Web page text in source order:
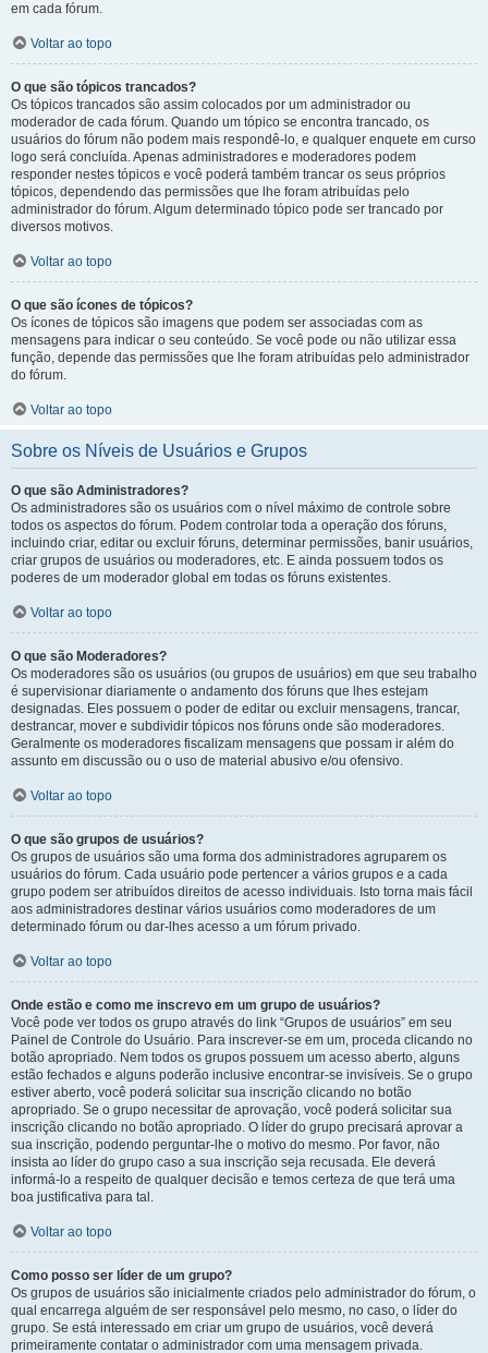
em cada fórum.
Voltar ao topo
O que são tópicos trancados?
Os tópicos trancados são assim colocados por um administrador ou
moderador de cada fórum. Quando um tópico se encontra trancado, os
usuários do fórum não podem mais respondê-lo, e qualquer enquete em curso
logo será concluída. Apenas administradores e moderadores podem
responder nestes tópicos e você poderá também trancar os seus próprios
tópicos, dependendo das permissões que lhe foram atribuídas pelo
administrador do fórum. Algum determinado tópico pode ser trancado por
diversos motivos.
Voltar ao topo
O que são ícones de tópicos?
Os ícones de tópicos são imagens que podem ser associadas com as
mensagens para indicar o seu conteúdo. Se você pode ou não utilizar essa
função, depende das permissões que lhe foram atribuídas pelo administrador
do fórum.
Voltar ao topo
Sobre os Níveis de Usuários e Grupos
O que são Administradores?
Os administradores são os usuários com o nível máximo de controle sobre
todos os aspectos do fórum. Podem controlar toda a operação dos fóruns,
incluindo criar, editar ou excluir fóruns, determinar permissões, banir usuários,
criar grupos de usuários ou moderadores, etc. E ainda possuem todos os
poderes de um moderador global em todas os fóruns existentes.
Voltar ao topo
O que são Moderadores?
Os moderadores são os usuários (ou grupos de usuários) em que seu trabalho
é supervisionar diariamente o andamento dos fóruns que lhes estejam
designadas. Eles possuem o poder de editar ou excluir mensagens, trancar,
destrancar, mover e subdividir tópicos nos fóruns onde são moderadores.
Geralmente os moderadores fiscalizam mensagens que possam ir além do
assunto em discussão ou o uso de material abusivo e/ou ofensivo.
Voltar ao topo
O que são grupos de usuários?
Os grupos de usuários são uma forma dos administradores agruparem os
usuários do fórum. Cada usuário pode pertencer a vários grupos e a cada
grupo podem ser atribuídos direitos de acesso individuais. Isto torna mais fácil
aos administradores destinar vários usuários como moderadores de um
determinado fórum ou dar-lhes acesso a um fórum privado.
Voltar ao topo
Onde estão e como me inscrevo em um grupo de usuários?
Você pode ver todos os grupo através do link “Grupos de usuários” em seu
Painel de Controle do Usuário. Para inscrever-se em um, proceda clicando no
botão apropriado. Nem todos os grupos possuem um acesso aberto, alguns
estão fechados e alguns poderão inclusive encontrar-se invisíveis. Se o grupo
estiver aberto, você poderá solicitar sua inscrição clicando no botão
apropriado. Se o grupo necessitar de aprovação, você poderá solicitar sua
inscrição clicando no botão apropriado. O líder do grupo precisará aprovar a
sua inscrição, podendo perguntar-lhe o motivo do mesmo. Por favor, não
insista ao líder do grupo caso a sua inscrição seja recusada. Ele deverá
informá-lo a respeito de qualquer decisão e temos certeza de que terá uma
boa justificativa para tal.
Voltar ao topo
Como posso ser líder de um grupo?
Os grupos de usuários são inicialmente criados pelo administrador do fórum, o
qual encarrega alguém de ser responsável pelo mesmo, no caso, o líder do
grupo. Se está interessado em criar um grupo de usuários, você deverá
primeiramente contatar o administrador com uma mensagem privada.